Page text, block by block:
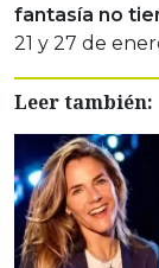
fantasía no
21 y 27 de
Leer también: